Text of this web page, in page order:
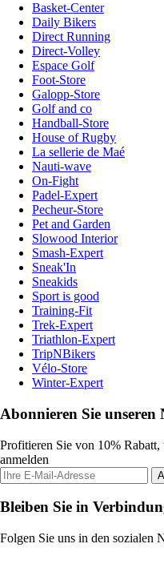
Basket-Center
Daily Bikers
Direct Running
Direct-Volley
Espace Golf
Foot-Store
Galopp-Store
Golf and co
Handball-Store
House of Rugby
La sellerie de Maé
Nauti-wave
On-Fight
Padel-Expert
Pecheur-Store
Pet and Garden
Slowood Interior
Smash-Expert
Sneak'In
Sneakids
Sport is good
Training-Fit
Trek-Expert
Triathlon-Expert
TripNBikers
Vélo-Store
Winter-Expert
Abonnieren Sie unseren
Profitieren Sie von 10%
anmelden
Bleiben Sie in
Folgen Sie uns in den sozialen